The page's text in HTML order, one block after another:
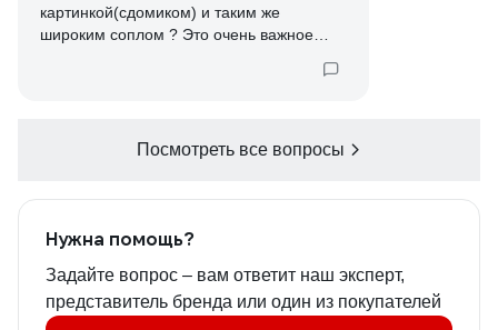
картинкой(сдомиком) и таким же
широким соплом ? Это очень важное
Посмотреть все вопросы
Нужна помощь?
Задайте вопрос – вам ответит наш эксперт,
представитель бренда или один из покупателей